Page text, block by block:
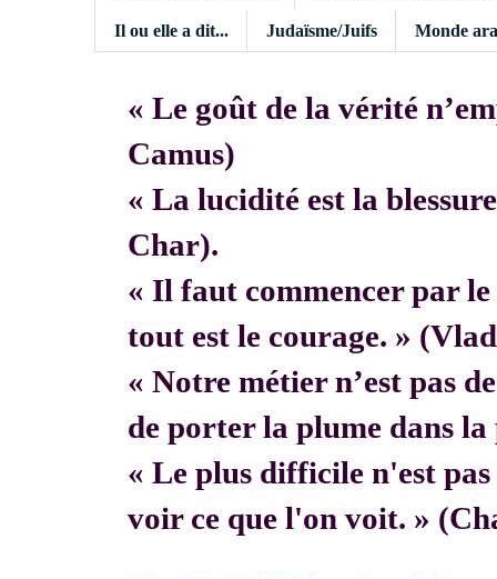
Il ou elle a dit... Judaïsme/Juifs Monde
« Le goût de la vérité
Camus)
« La lucidité est la
Char).
« Il faut commencer par le
tout est le courage. »
« Notre métier n’est pas
de porter la plume dans
« Le plus difficile n'est
voir ce que l'on voit. »